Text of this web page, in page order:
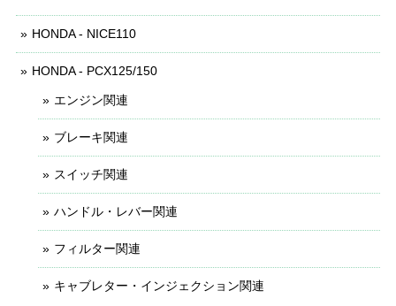
HONDA - NICE110
HONDA - PCX125/150
エンジン関連
ブレーキ関連
スイッチ関連
ハンドル・レバー関連
フィルター関連
キャブレター・インジェクション関連